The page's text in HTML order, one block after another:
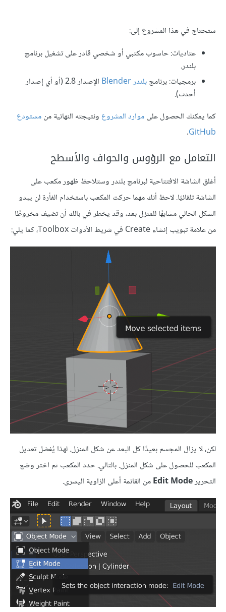
ستحتاج في هذا المشروع إلى:
عتاديات: حاسوب مكتبي أو شخصي قادر على تشغيل برنامج
بلندر.
برمجيات: برنامجبلندر Blender
الإصدار 2.8 (أو أي إصدار
أحدث).
كما يمكنك الحصول علىموارد المشروع ونتيجته النهائية منمستودع
GitHub
.
التعامل مع الرؤوس والحواف والأسطح
أغلق الشاشة الافتتاحية لبرنامج بلندر وستلاحظ ظهور مكعب على
الشاشة تلقائيًا. لاحظ أنك مهما حركت المكعب باستخدام الفأرة لن يبدو
الشكل الحالي مشابهًا للمنزل بعد، وقد يخطر في بالك أن تضيف مخروطًا
من علامة تبويب إنشاء Create في شريط الأدوات Toolbox، كما يلي:
لكن، لا يزال المجسم بعيدًا كل البعد عن شكل المنزل. لهذا يُفضل تعديل
المكعب للحصول على شكل المنزل. بالتالي. حدد المكعب ثم اختر وضع
التحريرEdit Modeمن القائمة أعلى الزاوية اليسرى.